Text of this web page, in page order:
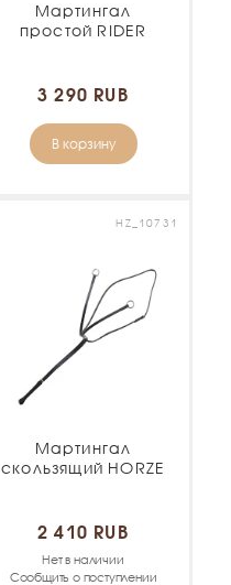
Мартингал
простой RIDER
3 290 RUB
В корзину
HZ_10731
Мартингал
скользящий HORZE
2 410 RUB
Нет в наличии
Сообщить о поступлении